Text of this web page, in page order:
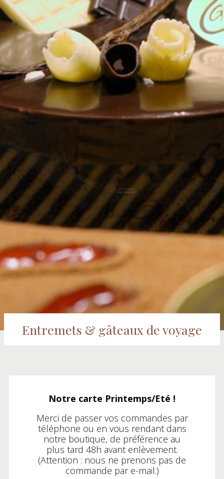
Entremets & gâteaux de voyage
Notre carte Printemps/Eté !
Merci de passer vos commandes par
téléphone ou en vous rendant dans
notre boutique, de préférence au
plus tard 48h avant enlèvement.
(Attention : nous ne prenons pas de
commande par e-mail.)